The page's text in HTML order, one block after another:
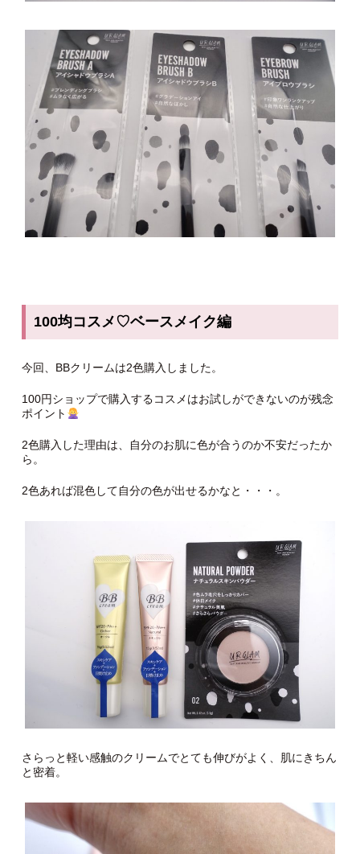
100均コスメ♡ベースメイク編
今回、BBクリームは2色購入しました。
100円ショップで購入するコスメはお試しができないのが残念
ポイント
2色購入した理由は、自分のお肌に色が合うのか不安だったか
ら。
2色あれば混色して自分の色が出せるかなと・・・。
さらっと軽い感触のクリームでとても伸びがよく、肌にきちん
と密着。